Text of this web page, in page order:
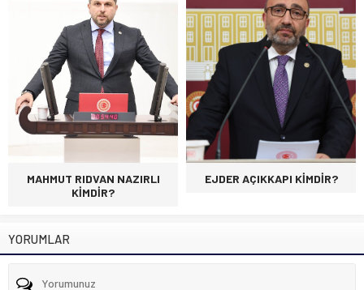
MAHMUT RIDVAN NAZIRLI
KİMDİR?
EJDER AÇIKKAPI KİMDİR?
YORUMLAR